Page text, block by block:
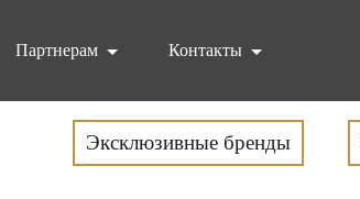
Партнерам Контакты
Эксклюзивные бренды